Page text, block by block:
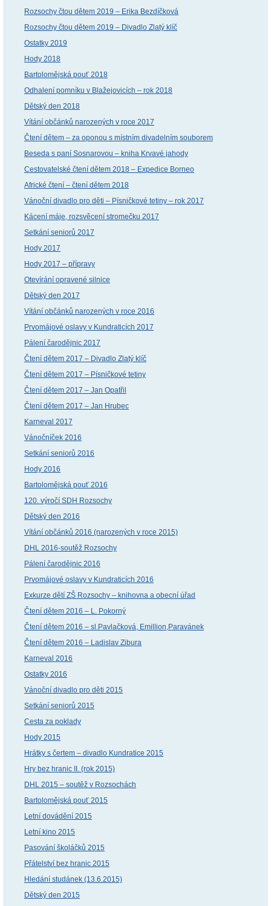
Rozsochy čtou dětem 2019 – Erika Bezdíčková
Rozsochy čtou dětem 2019 – Divadlo Zlatý klíč
Ostatky 2019
Hody 2018
Bartolomějská pouť 2018
Odhalení pomníku v Blažejovicích – rok 2018
Dětský den 2018
Vítání občánků narozených v roce 2017
Čtení dětem – za oponou s místním divadelním souborem
Beseda s paní Sosnarovou – kniha Krvavé jahody
Cestovatelské čtení dětem 2018 – Expedice Borneo
Africké čtení – čtení dětem 2018
Vánoční divadlo pro děti – Písničkové tetiny – rok 2017
Kácení máje, rozsvěcení stromečku 2017
Setkání seniorů 2017
Hody 2017
Hody 2017 – přípravy
Otevírání opravené silnice
Dětský den 2017
Vítání občánků narozených v roce 2016
Prvomájové oslavy v Kundraticích 2017
Pálení čarodějnic 2017
Čtení dětem 2017 – Divadlo Zlatý klíč
Čtení dětem 2017 – Písničkové tetiny
Čtení dětem 2017 – Jan Opatřil
Čtení dětem 2017 – Jan Hrubec
Karneval 2017
Vánočníček 2016
Setkání seniorů 2016
Hody 2016
Bartolomějská pouť 2016
120. výročí SDH Rozsochy
Dětský den 2016
Vítání občánků 2016 (narozených v roce 2015)
DHL 2016-soutěž Rozsochy
Pálení čarodějnic 2016
Prvomájové oslavy v Kundraticích 2016
Exkurze dětí ZŠ Rozsochy – knihovna a obecní úřad
Čtení dětem 2016 – L. Pokorný
Čtení dětem 2016 – sl.Pavlačková, Emillion,Paravánek
Čtení dětem 2016 – Ladislav Zibura
Karneval 2016
Ostatky 2016
Vánoční divadlo pro děti 2015
Setkání seniorů 2015
Cesta za poklady
Hody 2015
Hrátky s čertem – divadlo Kundratice 2015
Hry bez hranic II. (rok 2015)
DHL 2015 – soutěž v Rozsochách
Bartolomějská pouť 2015
Letní dovádění 2015
Letní kino 2015
Pasování školáčků 2015
Přátelství bez hranic 2015
Hledání studánek (13.6.2015)
Dětský den 2015